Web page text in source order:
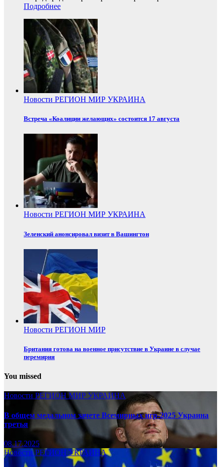
Подробнее
Новости РЕГИОН МИР УКРАИНА
Встреча «Коалиции желающих» состоится 17 августа
Новости РЕГИОН МИР УКРАИНА
Зеленский анонсировал визит в Вашингтон
Новости РЕГИОН МИР
Британия готова на военное присутствие в Украине в случае
перемирия
You missed
Новости РЕГИОНМИР УКРАИНА
В общем медальном зачете Всемирных игр-2025 Украина
третья
08.17.2025
НовостиРЕГИОНУКРАИНА